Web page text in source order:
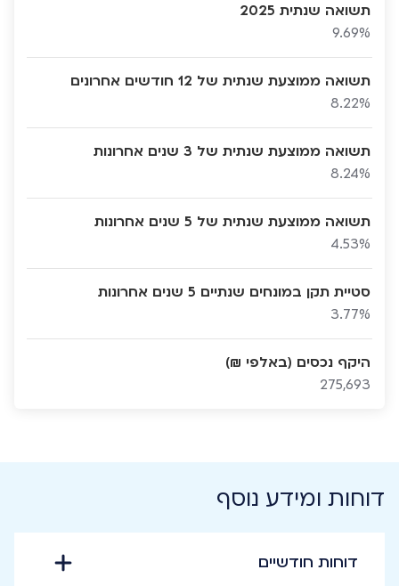
תשואה שנתית 2025
9.69%
תשואה ממוצעת שנתית של 12 חודשים אחרונים
8.22%
תשואה ממוצעת שנתית של 3 שנים אחרונות
8.24%
תשואה ממוצעת שנתית של 5 שנים אחרונות
4.53%
סטיית תקן במונחים שנתיים 5 שנים אחרונות
3.77%
היקף נכסים (באלפי ₪)
275,693
דוחות ומידע נוסף
דוחות חודשיים